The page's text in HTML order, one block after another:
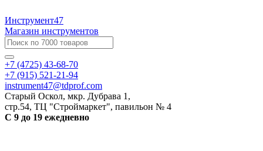
Инструмент47
Магазин инструментов
+7 (4725) 43-68-70
+7 (915) 521-21-94
instrument47@tdprof.com
Старый Оскол, мкр. Дубрава 1,
стр.54, ТЦ "Строймаркет", павильон № 4
С 9 до 19 ежедневно